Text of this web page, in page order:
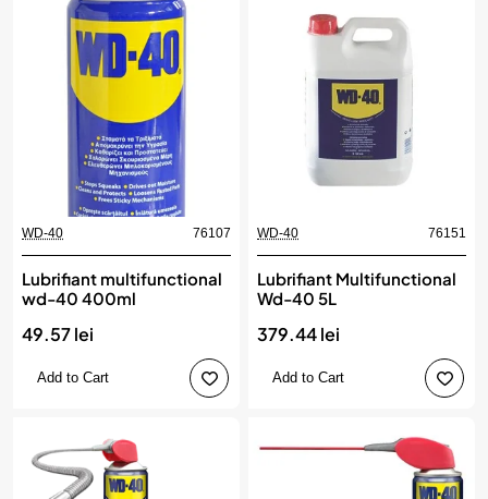
WD-40 76107
Lubrifiant multifunctional
wd-40 400ml
49.57 lei
Add to Cart
WD-40 76151
Lubrifiant Multifunctional
Wd-40 5L
379.44 lei
Add to Cart